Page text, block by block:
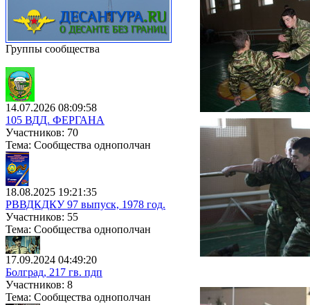
Группы сообщества
14.07.2026 08:09:58
105 ВДД. ФЕРГАНА
Участников: 70
Тема: Сообщества однополчан
18.08.2025 19:21:35
РВВДКДКУ 97 выпуск, 1978 год.
Участников: 55
Тема: Сообщества однополчан
17.09.2024 04:49:20
Болград, 217 гв. пдп
Участников: 8
Тема: Сообщества однополчан